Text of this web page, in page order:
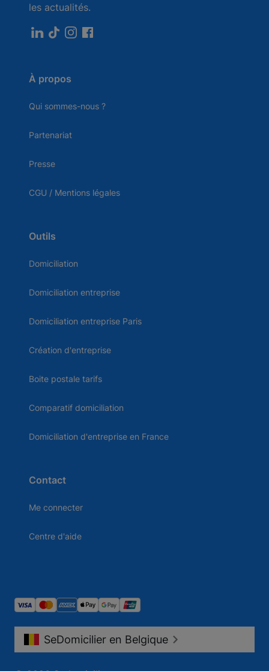
les actualités.
À propos
Qui sommes-nous ?
Partenariat
Presse
CGU / Mentions légales
Outils
Domiciliation
Domiciliation entreprise
Domiciliation entreprise Paris
Création d'entreprise
Boite postale tarifs
Comparatif domiciliation
Domiciliation d'entreprise en France
Contact
Me connecter
Centre d'aide
SeDomicilier en Belgique